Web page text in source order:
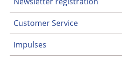
Customer Service
Impulses